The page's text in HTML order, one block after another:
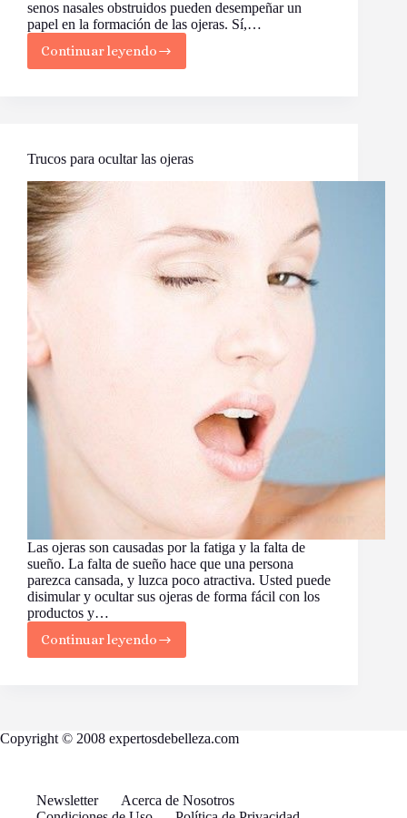
senos nasales obstruidos pueden desempeñar un
papel en la formación de las ojeras. Sí,…
Continuar leyendo
La
Razón
Tiene
Trucos para ocultar las ojeras
Las ojeras son causadas por la fatiga y la falta de
sueño. La falta de sueño hace que una persona
parezca cansada, y luzca poco atractiva. Usted puede
disimular y ocultar sus ojeras de forma fácil con los
productos y…
Continuar leyendo
Trucos
para
Copyright © 2008 expertosdebelleza.com
Newsletter
Acerca de Nosotros